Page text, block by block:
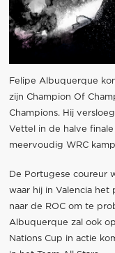
Felipe Albuquerque
zijn Champion Of
Champions. Hij
Vettel in de halve
meervoudig WRC
De Portugese coureur
waar hij in Valencia
naar de ROC om te
Albuquerque zal ook
Nations Cup in actie